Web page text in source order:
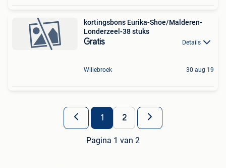
kortingsbons Eurika-Shoe/Malderen-
Londerzeel-38 stuks
Gratis Details
Willebroek 30 aug 19
1 2
Pagina 1 van 2